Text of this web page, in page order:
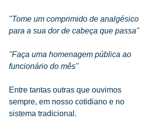
"Tome um comprimido de analgésico
para a sua dor de cabeça que passa"
"Faça uma homenagem pública ao
funcionário do mês"
Entre tantas outras que ouvimos
sempre, em nosso cotidiano e no
sistema tradicional.